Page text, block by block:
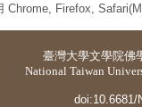
Chrome, Firefox,
臺灣大學文學院佛
National Taiwan
doi:10.6681/